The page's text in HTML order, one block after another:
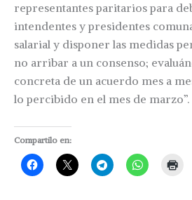
representantes paritarios para
intendentes y presidentes
salarial y disponer las medidas
no arribar a un consenso;
concreta de un acuerdo mes a
lo percibido en el mes de marzo”.
Compartilo en: